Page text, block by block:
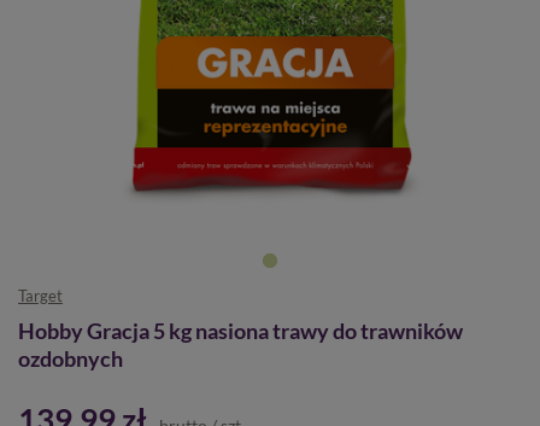
Target
Hobby Gracja 5 kg nasiona trawy do trawników
ozdobnych